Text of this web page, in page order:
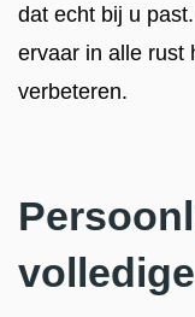
dat echt bij u
ervaar in alle rust
verbeteren.